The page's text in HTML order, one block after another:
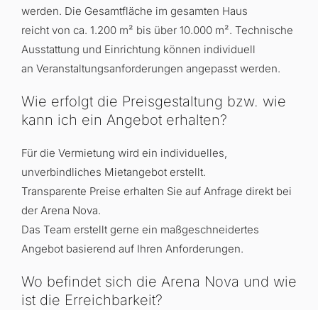
werden. Die Gesamtfläche im gesamten Haus
reicht von ca. 1.200 m² bis über 10.000 m². Technische
Ausstattung und Einrichtung können individuell
an Veranstaltungsanforderungen angepasst werden.
Wie erfolgt die Preisgestaltung bzw. wie
kann ich ein Angebot erhalten?
Für die Vermietung wird ein individuelles,
unverbindliches Mietangebot erstellt.
Transparente Preise erhalten Sie auf Anfrage direkt bei
der Arena Nova.
Das Team erstellt gerne ein maßgeschneidertes
Angebot basierend auf Ihren Anforderungen.
Wo befindet sich die Arena Nova und wie
ist die Erreichbarkeit?